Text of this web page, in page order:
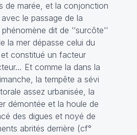
de marée, et la conjonction
le passage de la
dit de ‘‘surcôte’‘
la mer dépasse celui du
constitué un facteur
Et comme la dans la
la tempête a sévi
assez urbanisée, la
démontée et la houle de
des digues et noyé de
abrités derrière (cf°